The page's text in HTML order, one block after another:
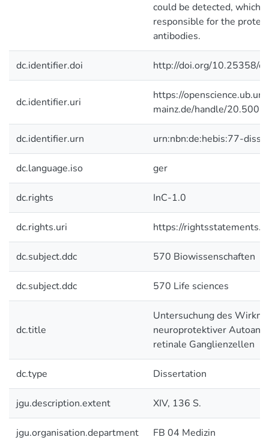
could be detected, which
responsible for the
antibodies.
dc.identifier.doi http://doi.org/10.25358/
dc.identifier.uri
https://
mainz.de/handle/
dc.identifier.urn urn:nbn:de:hebis:77-
dc.language.iso ger
dc.rights InC-1.0
dc.rights.uri https://
dc.subject.ddc 570 Biowissenschaften
dc.subject.ddc 570 Life sciences
dc.title
Untersuchung des
neuroprotektiver
retinale Ganglienzellen
dc.type Dissertation
jgu.description.extent XIV, 136 S.
jgu.organisation.department FB 04 Medizin